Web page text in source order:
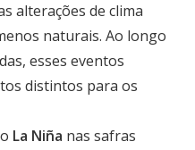
alterações de clima
naturais. Ao longo
esses eventos
distintos para os
La Niña nas safras